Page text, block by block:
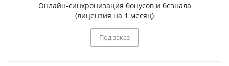
Онлайн-синхронизация бонусов и безнала
(лицензия на 1 месяц)
Под заказ